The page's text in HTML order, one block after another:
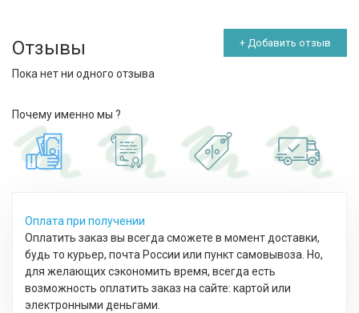
Отзывы + Добавить отзыв
Пока нет ни одного отзыва
Почему именно мы ?
Оплата при получении
Оплатить заказ вы всегда сможете в момент доставки,
будь то курьер, почта России или пункт самовывоза. Но,
для желающих сэкономить время, всегда есть
возможность оплатить заказ на сайте: картой или
электронными деньгами.